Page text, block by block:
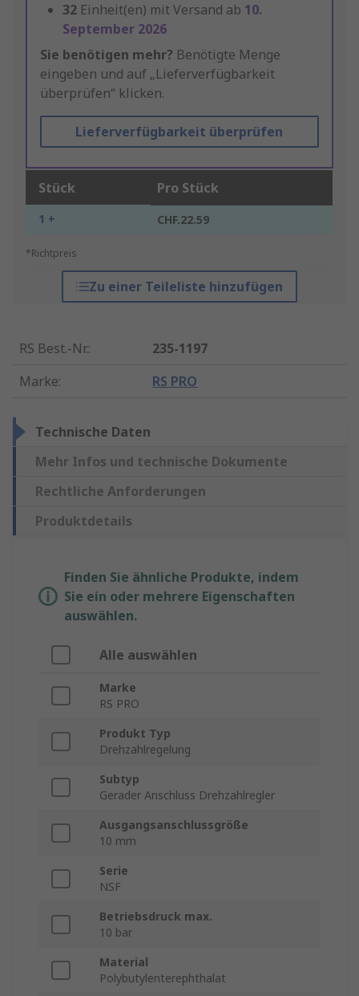
32 Einheit(en) mit Versand ab 10.
September 2026
Sie benötigen mehr? Benötigte Menge
eingeben und auf „Lieferverfügbarkeit
überprüfen“ klicken.
Lieferverfügbarkeit überprüfen
Stück Pro Stück
1 + CHF.22.59
*Richtpreis
Zu einer Teileliste hinzufügen
RS Best.-Nr.:
235-1197
Marke: RS PRO
Technische Daten
Mehr Infos und technische Dokumente
Rechtliche Anforderungen
Produktdetails
Finden Sie ähnliche Produkte, indem
Sie ein oder mehrere Eigenschaften
auswählen.
Alle auswählen
Marke
RS PRO
Produkt Typ
Drehzahlregelung
Subtyp
Gerader Anschluss Drehzahlregler
Ausgangsanschlussgröße
10 mm
Serie
NSF
Betriebsdruck max.
10 bar
Material
Polybutylenterephthalat